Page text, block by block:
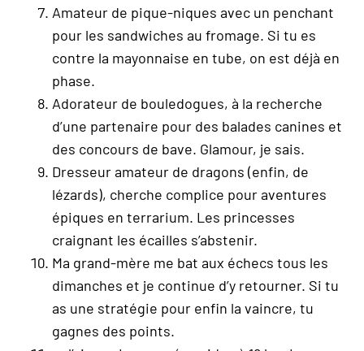
Amateur de pique-niques avec un penchant
pour les sandwiches au fromage. Si tu es
contre la mayonnaise en tube, on est déjà en
phase.
Adorateur de bouledogues, à la recherche
d’une partenaire pour des balades canines et
des concours de bave. Glamour, je sais.
Dresseur amateur de dragons (enfin, de
lézards), cherche complice pour aventures
épiques en terrarium. Les princesses
craignant les écailles s’abstenir.
Ma grand-mère me bat aux échecs tous les
dimanches et je continue d’y retourner. Si tu
as une stratégie pour enfin la vaincre, tu
gagnes des points.